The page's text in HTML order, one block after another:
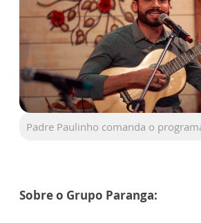
Padre Paulinho comanda o
Sobre o Grupo Paranga: